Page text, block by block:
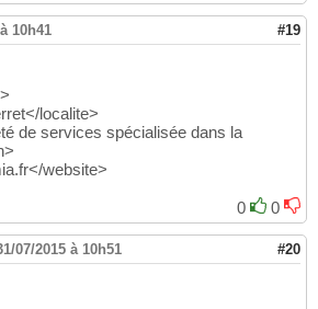
10h41 #19
localite>
de services spécialisée dans la
website>
0
0
07/2015 à 10h51 #20